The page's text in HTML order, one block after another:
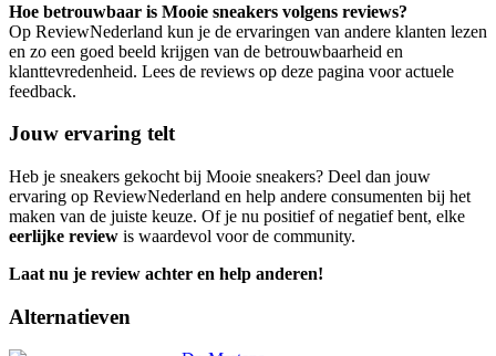
Hoe betrouwbaar is Mooie sneakers volgens reviews?
Op ReviewNederland kun je de ervaringen van andere klanten lezen
en zo een goed beeld krijgen van de betrouwbaarheid en
klanttevredenheid. Lees de reviews op deze pagina voor actuele
feedback.
Jouw ervaring telt
Heb je sneakers gekocht bij Mooie sneakers? Deel dan jouw
ervaring op ReviewNederland en help andere consumenten bij het
maken van de juiste keuze. Of je nu positief of negatief bent, elke
eerlijke review is waardevol voor de community.
Laat nu je review achter en help anderen!
Alternatieven